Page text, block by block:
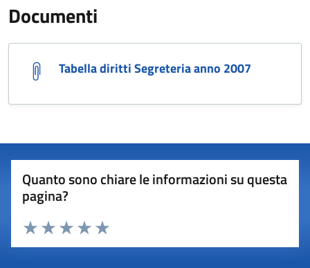
Documenti
Tabella diritti Segreteria anno 2007
Quanto sono chiare le informazioni su questa
pagina?
Valuta 5 stelle su 5
Valuta 4 stelle su 5
Valuta 3 stelle su 5
Valuta 2 stelle su 5
Valuta 1 stelle su 5